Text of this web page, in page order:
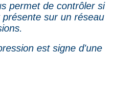
permet de contrôler si
sur un réseau
est signe d'une